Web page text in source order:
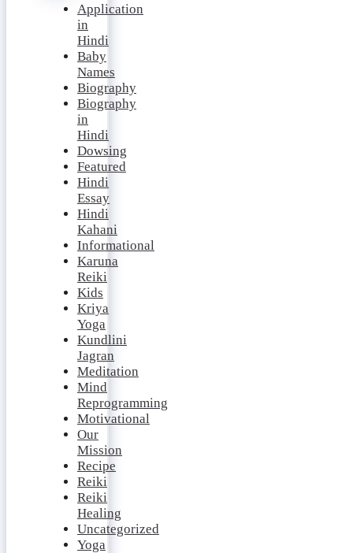
Application
in
Hindi
Baby
Names
Biography
Biography
in
Hindi
Dowsing
Featured
Hindi
Essay
Hindi
Kahani
Informational
Karuna
Reiki
Kids
Kriya
Yoga
Kundlini
Jagran
Meditation
Mind
Reprogramming
Motivational
Our
Mission
Recipe
Reiki
Reiki
Healing
Uncategorized
Yoga